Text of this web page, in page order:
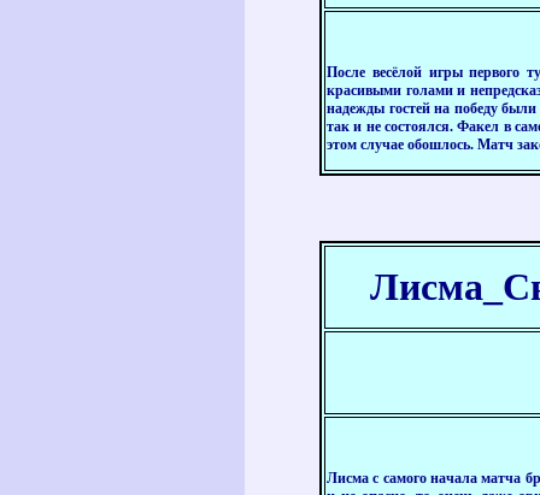
После весёлой игры первого
красивыми голами и
надежды гостей на победу
так и не состоялся. Факел в
этом случае обошлось. Матч
Лисма с самого начала матча